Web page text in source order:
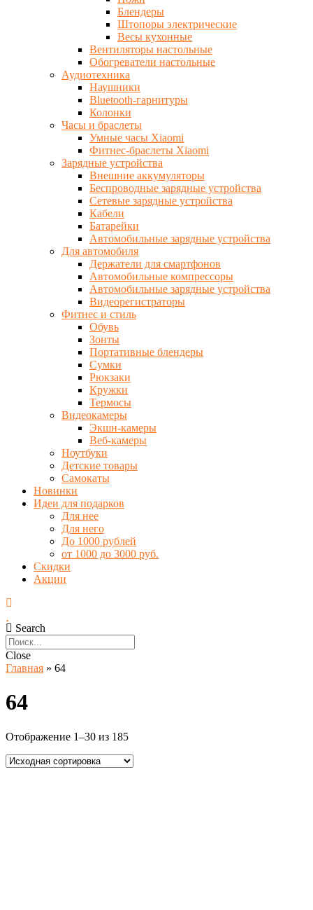
Блендеры
Штопоры электрические
Весы кухонные
Вентиляторы настольные
Обогреватели настольные
Аудиотехника
Наушники
Bluetooth-гарнитуры
Колонки
Часы и браслеты
Умные часы Xiaomi
Фитнес-браслеты Xiaomi
Зарядные устройства
Внешние аккумуляторы
Беспроводные зарядные устройства
Сетевые зарядные устройства
Кабели
Батарейки
Автомобильные зарядные устройства
Для автомобиля
Держатели для смартфонов
Автомобильные компрессоры
Автомобильные зарядные устройства
Видеорегистраторы
Фитнес и стиль
Обувь
Зонты
Портативные блендеры
Сумки
Рюкзаки
Кружки
Термосы
Видеокамеры
Экшн-камеры
Веб-камеры
Ноутбуки
Детские товары
Самокаты
Новинки
Идеи для подарков
Для нее
Для него
До 1000 рублей
от 1000 до 3000 руб.
Скидки
Акции
Search
Close
Главная » 64
64
Отображение 1–30 из 185